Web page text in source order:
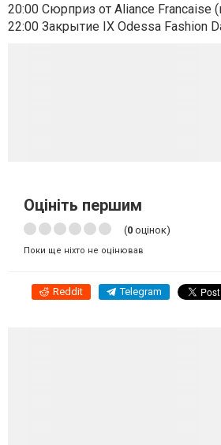
20:00 Сюрприз от Aliance Francaise
22:00 Закрытие IX Odessa Fashion
Оцініть першим
(0 оцінок)
Поки ще ніхто не оцінював
Reddit Telegram